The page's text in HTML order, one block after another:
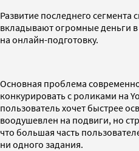
Развитие последнего
вкладывают огромные деньги в
на онлайн-подготовку.
Основная проблема
конкурировать с роликами на
пользователь хочет быстрее
воодушевлен на подвиги, но
что большая часть
ни одного задания.